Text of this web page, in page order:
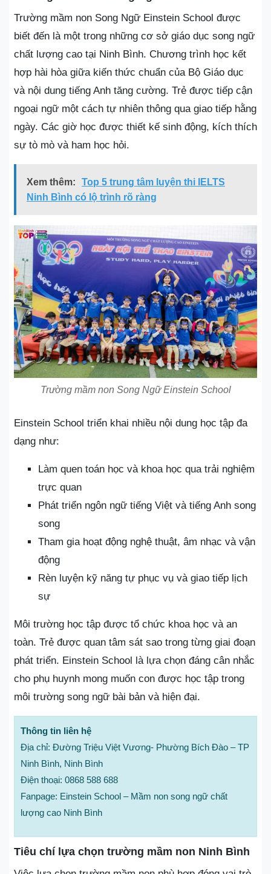
Trường mầm non Song Ngữ Einstein School được
biết đến là một trong những cơ sở giáo dục song ngữ
chất lượng cao tại Ninh Bình. Chương trình học kết
hợp hài hòa giữa kiến thức chuẩn của Bộ Giáo dục
và nội dung tiếng Anh tăng cường. Trẻ được tiếp cận
ngoại ngữ một cách tự nhiên thông qua giao tiếp hằng
ngày. Các giờ học được thiết kế sinh động, kích thích
sự tò mò và ham học hỏi.
Xem thêm:
Top 5 trung tâm luyện thi IELTS
Ninh Bình có lộ trình rõ ràng
Trường mầm non Song Ngữ Einstein School
Einstein School triển khai nhiều nội dung học tập đa
dạng như:
Làm quen toán học và khoa học qua trải nghiệm
trực quan
Phát triển ngôn ngữ tiếng Việt và tiếng Anh song
song
Tham gia hoạt động nghệ thuật, âm nhạc và vận
động
Rèn luyện kỹ năng tự phục vụ và giao tiếp lịch
sự
Môi trường học tập được tổ chức khoa học và an
toàn. Trẻ được quan tâm sát sao trong từng giai đoạn
phát triển. Einstein School là lựa chọn đáng cân nhắc
cho phụ huynh mong muốn con được học tập trong
môi trường song ngữ bài bản và hiện đại.
Thông tin liên hệ
Địa chỉ: Đường Triệu Việt Vương- Phường Bích Đào – TP
Ninh Bình, Ninh Bình
Điện thoại: 0868 588 688
Fanpage: Einstein School – Mầm non song ngữ chất
lượng cao Ninh Bình
Tiêu chí lựa chọn trường mầm non Ninh Bình